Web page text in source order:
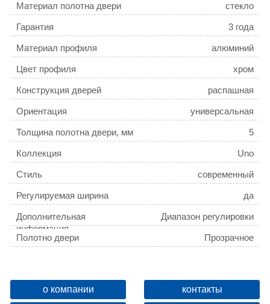
Материал полотна двери стекло
Гарантия 3 года
Материал профиля алюминий
Цвет профиля хром
Конструкция дверей распашная
Ориентация универсальная
Толщина полотна двери, мм 5
Коллекция Uno
Стиль современный
Регулируемая ширина да
Дополнительная
информация
Диапазон регулировки
ширины, 80-81 см
Полотно двери
Прозрачное
Габариты (Ш В) 80x150 см
Двери открываются внутрь и наружу да
о компании контакты